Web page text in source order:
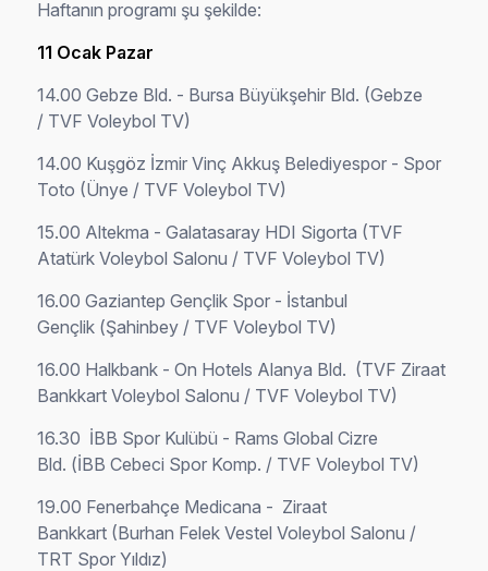
Haftanın programı şu şekilde:
11 Ocak Pazar
14.00Gebze Bld. - Bursa Büyükşehir Bld. (Gebze
/ TVF Voleybol TV)
14.00 Kuşgöz İzmir Vinç Akkuş Belediyespor - Spor
Toto (Ünye / TVF Voleybol TV)
15.00 Altekma - Galatasaray HDI Sigorta (TVF
Atatürk Voleybol Salonu / TVF Voleybol TV)
16.00Gaziantep Gençlik Spor - İstanbul
Gençlik (Şahinbey / TVF Voleybol TV)
16.00 Halkbank -On Hotels Alanya Bld. (TVF Ziraat
Bankkart Voleybol Salonu / TVF Voleybol TV)
16.30 İBB Spor Kulübü - Rams Global Cizre
Bld. (İBB Cebeci Spor Komp. / TVF Voleybol TV)
19.00 Fenerbahçe Medicana - Ziraat
Bankkart (Burhan Felek Vestel Voleybol Salonu /
TRT Spor Yıldız)